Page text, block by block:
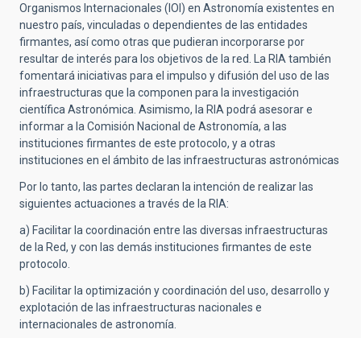
Organismos Internacionales (IOI) en Astronomía existentes en
nuestro país, vinculadas o dependientes de las entidades
firmantes, así como otras que pudieran incorporarse por
resultar de interés para los objetivos de la red. La RIA también
fomentará iniciativas para el impulso y difusión del uso de las
infraestructuras que la componen para la investigación
científica Astronómica. Asimismo, la RIA podrá asesorar e
informar a la Comisión Nacional de Astronomía, a las
instituciones firmantes de este protocolo, y a otras
instituciones en el ámbito de las infraestructuras astronómicas
Por lo tanto, las partes declaran la intención de realizar las
siguientes actuaciones a través de la RIA:
a) Facilitar la coordinación entre las diversas infraestructuras
de la Red, y con las demás instituciones firmantes de este
protocolo.
b) Facilitar la optimización y coordinación del uso, desarrollo y
explotación de las infraestructuras nacionales e
internacionales de astronomía.